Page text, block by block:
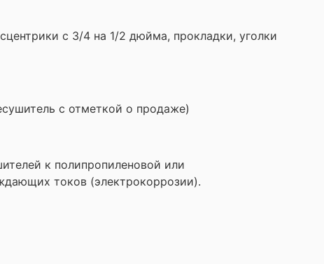
с 3/4 на 1/2 дюйма, прокладки, уголки
с отметкой о продаже)
к полипропиленовой или
токов (электрокоррозии).